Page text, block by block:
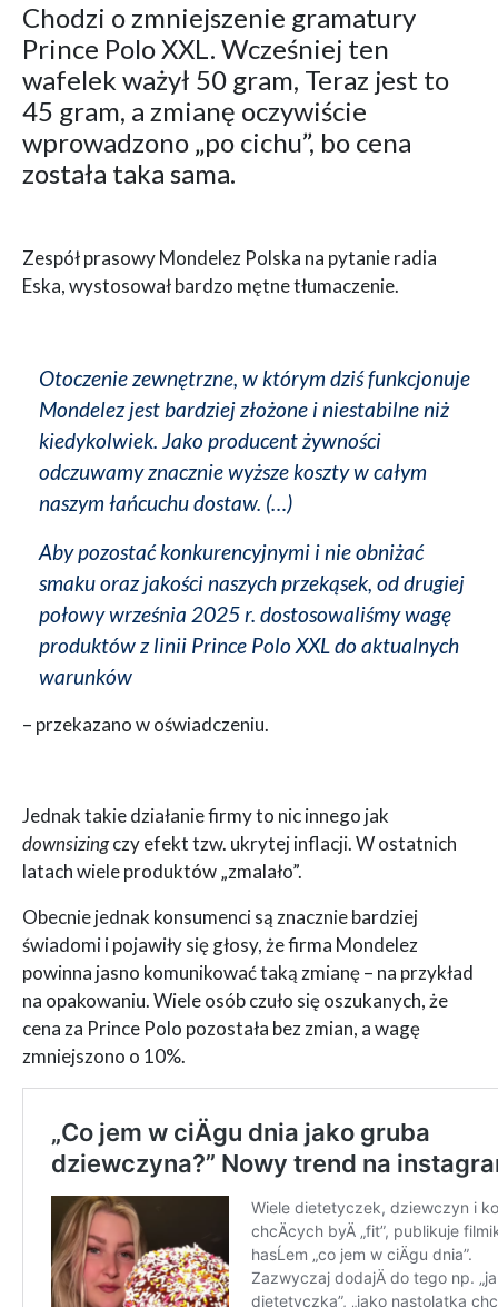
Chodzi o zmniejszenie gramatury
Prince Polo XXL. Wcześniej ten
wafelek ważył 50 gram, Teraz jest to
45 gram, a zmianę oczywiście
wprowadzono „po cichu”, bo cena
została taka sama.
Zespół prasowy Mondelez Polska na pytanie radia
Eska, wystosował bardzo mętne tłumaczenie.
Otoczenie zewnętrzne, w którym dziś funkcjonuje
Mondelez jest bardziej złożone i niestabilne niż
kiedykolwiek. Jako producent żywności
odczuwamy znacznie wyższe koszty w całym
naszym łańcuchu dostaw. (…)
Aby pozostać konkurencyjnymi i nie obniżać
smaku oraz jakości naszych przekąsek, od drugiej
połowy września 2025 r. dostosowaliśmy wagę
produktów z linii Prince Polo XXL do aktualnych
warunków
– przekazano w oświadczeniu.
Jednak takie działanie firmy to nic innego jak
downsizingczy efekt tzw. ukrytej inflacji. W ostatnich
latach wiele produktów „zmalało”.
Obecnie jednak konsumenci są znacznie bardziej
świadomi i pojawiły się głosy, że firma Mondelez
powinna jasno komunikować taką zmianę – na przykład
na opakowaniu. Wiele osób czuło się oszukanych, że
cena za Prince Polo pozostała bez zmian, a wagę
zmniejszono o 10%.